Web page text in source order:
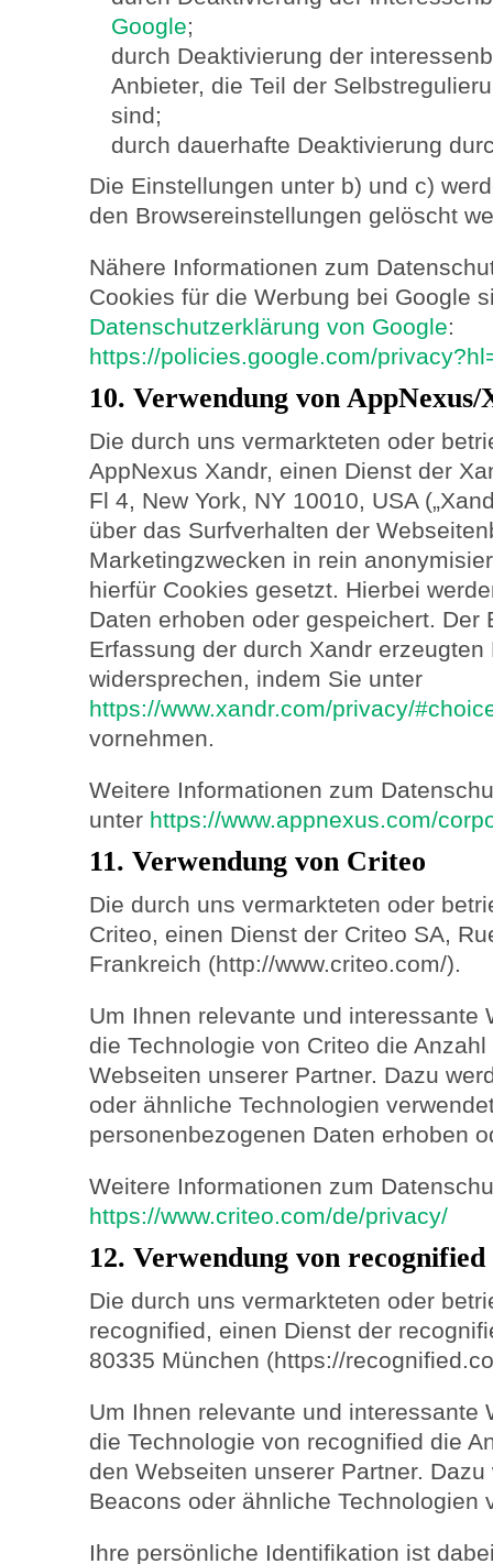
Google;
durch Deaktivierung der
Anbieter, die Teil der
sind;
durch dauerhafte Deaktivierung
Die Einstellungen unter b) und c)
den Browsereinstellungen gelöscht
Nähere Informationen zum
Cookies für die Werbung bei Google
Datenschutzerklärung von Google:
https://policies.google.com/
10. Verwendung von
Die durch uns vermarkteten oder
AppNexus Xandr, einen Dienst der
Fl 4, New York, NY 10010, USA
über das Surfverhalten der
Marketingzwecken in rein
hierfür Cookies gesetzt. Hierbei
Daten erhoben oder gespeichert. Der
Erfassung der durch Xandr
widersprechen, indem Sie unter
https://www.xandr.com/privacy/
vornehmen.
Weitere Informationen zum
unter https://www.appnexus.com/
11. Verwendung von Criteo
Die durch uns vermarkteten oder
Criteo, einen Dienst der Criteo SA,
Frankreich (http://www.criteo.com/).
Um Ihnen relevante und interessante
die Technologie von Criteo die
Webseiten unserer Partner. Dazu
oder ähnliche Technologien
personenbezogenen Daten erhoben
Weitere Informationen zum
https://www.criteo.com/de/privacy/
12. Verwendung von recognified
Die durch uns vermarkteten oder
recognified, einen Dienst der
80335 München (https://
Um Ihnen relevante und interessante
die Technologie von recognified die
den Webseiten unserer Partner.
Beacons oder ähnliche Technologien
Ihre persönliche Identifikation ist